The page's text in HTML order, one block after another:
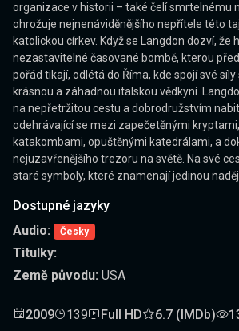
organizace v historii – také čelí smrtelnému
ohrožuje nejnenáviděnějšího nepřítele této
katolickou církev. Když se Langdon dozví, že
nezastavitelné časované bombě, kterou
pořád tikají, odlétá do Říma, kde spojí své
krásnou a záhadnou italskou vědkyní.
na nepřetržitou cestu a dobrodružstvím
odehrávající se mezi zapečetěnými
katakombami, opuštěnými katedrálami, a
nejuzavřenějšího trezoru na světě. Na své
staré symboly, které znamenají jedinou
Dostupné jazyky
Audio:
Česky
Titulky:
Země původu: USA
2009 139 Full HD 6.7 (IMDb)